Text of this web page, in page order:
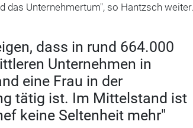
das Unternehmertum", so Hantzsch weiter.
dass in rund 664.000
Unternehmen in
eine Frau in der
tätig ist. Im Mittelstand ist
keine Seltenheit mehr"